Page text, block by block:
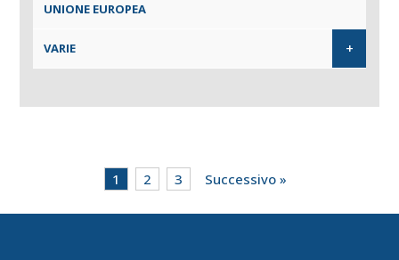
UNIONE EUROPEA
VARIE +
1 2 3 Successivo »